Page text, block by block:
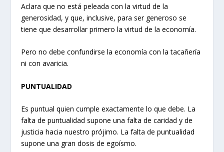
Aclara que no está peleada con la virtud de la
generosidad, y que, inclusive, para ser generoso se
tiene que desarrollar primero la virtud de la economía.
Pero no debe confundirse la economía con la tacañería
ni con avaricia.
PUNTUALIDAD
Es puntual quien cumple exactamente lo que debe. La
falta de puntualidad supone una falta de caridad y de
justicia hacia nuestro prójimo. La falta de puntualidad
supone una gran dosis de egoísmo.